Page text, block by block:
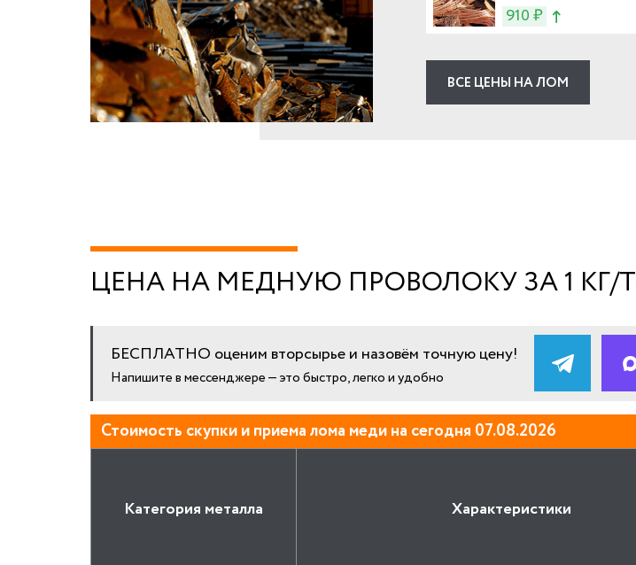
910 ₽
ВСЕ ЦЕНЫ НА ЛОМ
ЦЕНА НА МЕДНУЮ ПРОВОЛОКУ ЗА 1 КГ/
БЕСПЛАТНО оценим вторсырье и назовём точную цену!
Напишите в мессенджере — это быстро, легко и удобно
Стоимость скупки и приема лома меди на сегодня 07.08.2026
Категория металла Характеристики